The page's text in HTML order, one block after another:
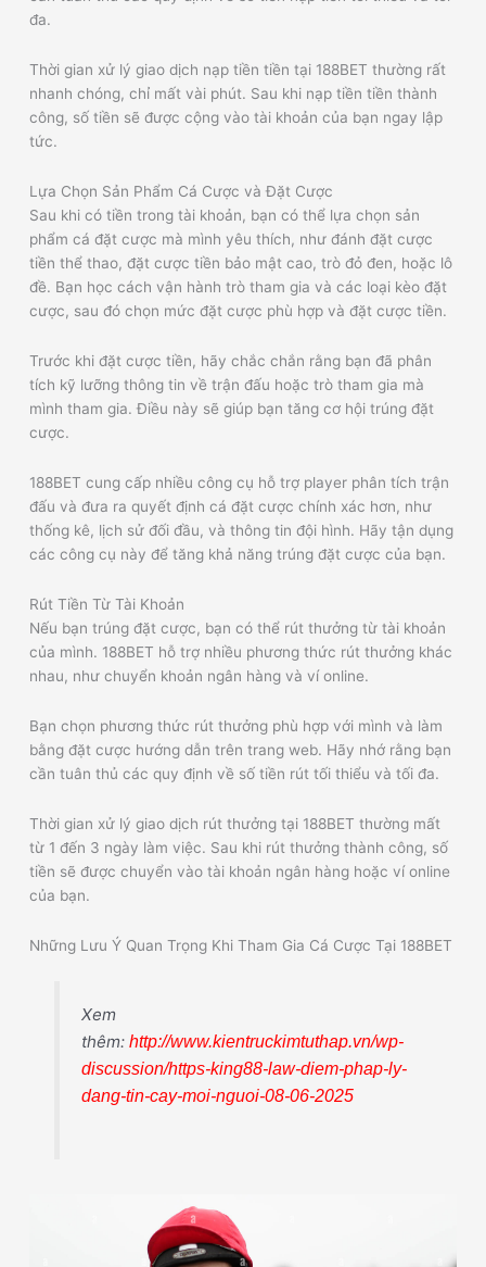
đa.
Thời gian xử lý giao dịch nạp tiền tiền tại 188BET thường rất
nhanh chóng, chỉ mất vài phút. Sau khi nạp tiền tiền thành
công, số tiền sẽ được cộng vào tài khoản của bạn ngay lập
tức.
Lựa Chọn Sản Phẩm Cá Cược và Đặt Cược
Sau khi có tiền trong tài khoản, bạn có thể lựa chọn sản
phẩm cá đặt cược mà mình yêu thích, như đánh đặt cược
tiền thể thao, đặt cược tiền bảo mật cao, trò đỏ đen, hoặc lô
đề. Bạn học cách vận hành trò tham gia và các loại kèo đặt
cược, sau đó chọn mức đặt cược phù hợp và đặt cược tiền.
Trước khi đặt cược tiền, hãy chắc chắn rằng bạn đã phân
tích kỹ lưỡng thông tin về trận đấu hoặc trò tham gia mà
mình tham gia. Điều này sẽ giúp bạn tăng cơ hội trúng đặt
cược.
188BET cung cấp nhiều công cụ hỗ trợ player phân tích trận
đấu và đưa ra quyết định cá đặt cược chính xác hơn, như
thống kê, lịch sử đối đầu, và thông tin đội hình. Hãy tận dụng
các công cụ này để tăng khả năng trúng đặt cược của bạn.
Rút Tiền Từ Tài Khoản
Nếu bạn trúng đặt cược, bạn có thể rút thưởng từ tài khoản
của mình. 188BET hỗ trợ nhiều phương thức rút thưởng khác
nhau, như chuyển khoản ngân hàng và ví online.
Bạn chọn phương thức rút thưởng phù hợp với mình và làm
bằng đặt cược hướng dẫn trên trang web. Hãy nhớ rằng bạn
cần tuân thủ các quy định về số tiền rút tối thiểu và tối đa.
Thời gian xử lý giao dịch rút thưởng tại 188BET thường mất
từ 1 đến 3 ngày làm việc. Sau khi rút thưởng thành công, số
tiền sẽ được chuyển vào tài khoản ngân hàng hoặc ví online
của bạn.
Những Lưu Ý Quan Trọng Khi Tham Gia Cá Cược Tại 188BET
Xem
thêm: http://www.kientruckimtuthap.vn/wp-
discussion/https-king88-law-diem-phap-ly-
dang-tin-cay-moi-nguoi-08-06-2025